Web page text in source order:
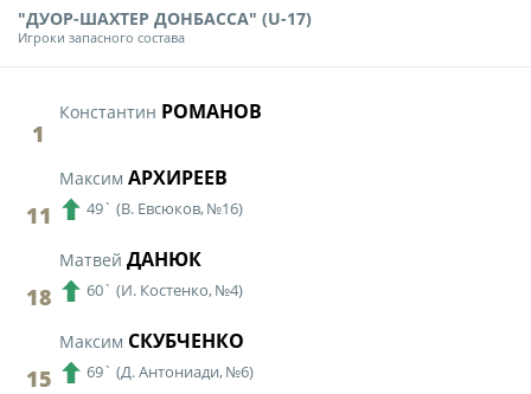
Дисквалификации
Регламентирующие документы
"ДУОР-ШАХТЕР ДОНБАССА" (U-17)
Игроки запасного состава
1
Константин РОМАНОВ
11
Максим АРХИРЕЕВ
49` (В. Евсюков, №16)
18
Матвей ДАНЮК
60` (И. Костенко, №4)
15
Максим СКУБЧЕНКО
69` (Д. Антониади, №6)